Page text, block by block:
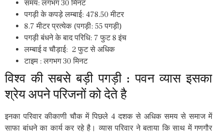
समय: लगभग 30 मिनट
पगड़ी के कपड़े लम्बाई: 478.50 मीटर
8.7 मीटर प्रत्येक (पगड़ी: 55 पगड़ी)
पगड़ी बंधने के बाद परिधि: 7 फुट 8 इंच
लम्बाई व चौड़ाई: 2 फुट से अधिक
टाइम : लगभग 30 मिनट
विश्व की सबसे बड़ी पगड़ी : पवन व्यास इसका
श्रेय अपने परिजनों को देते है
इनका परिवार कीकाणी चौक में पिछले 4 दशक से अधिक समय से समाज में
साफा बांधने का कार्य कर रहे है। व्यास परिवार ने बताया कि साथ में गणगौर